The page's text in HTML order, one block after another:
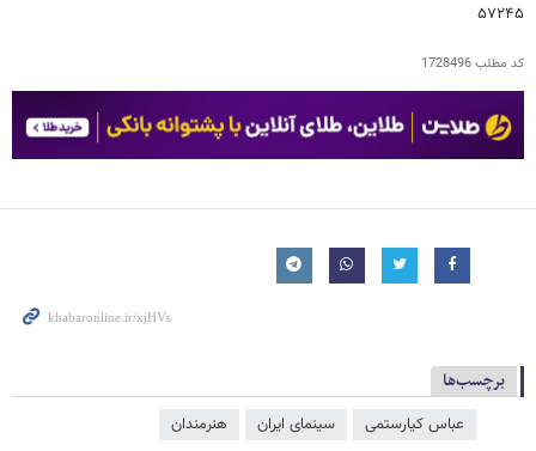
۵۷۲۴۵
کد مطلب1728496
برچسب‌ها
عباس کیارستمی سینمای ایران هنرمندان